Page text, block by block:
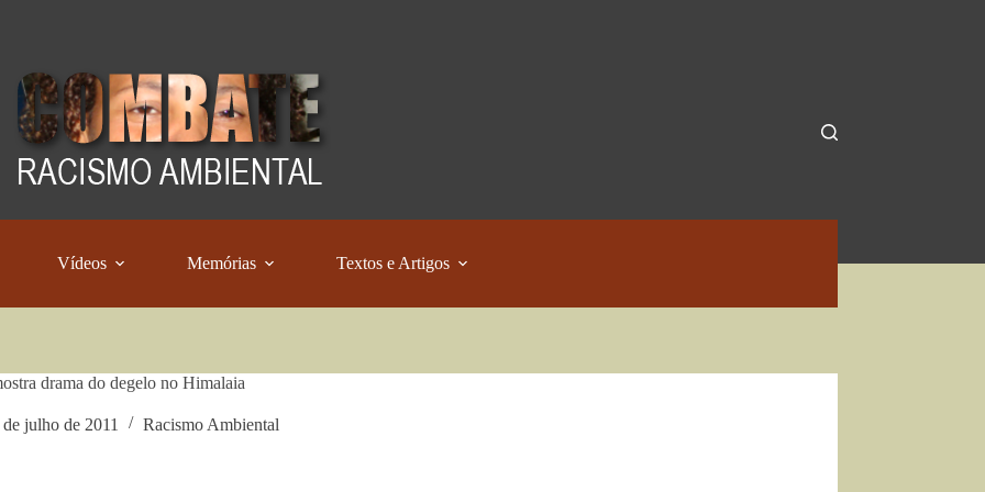
Vídeos Memórias Textos e Artigos
drama do degelo no Himalaia
de julho de 2011 Racismo Ambiental